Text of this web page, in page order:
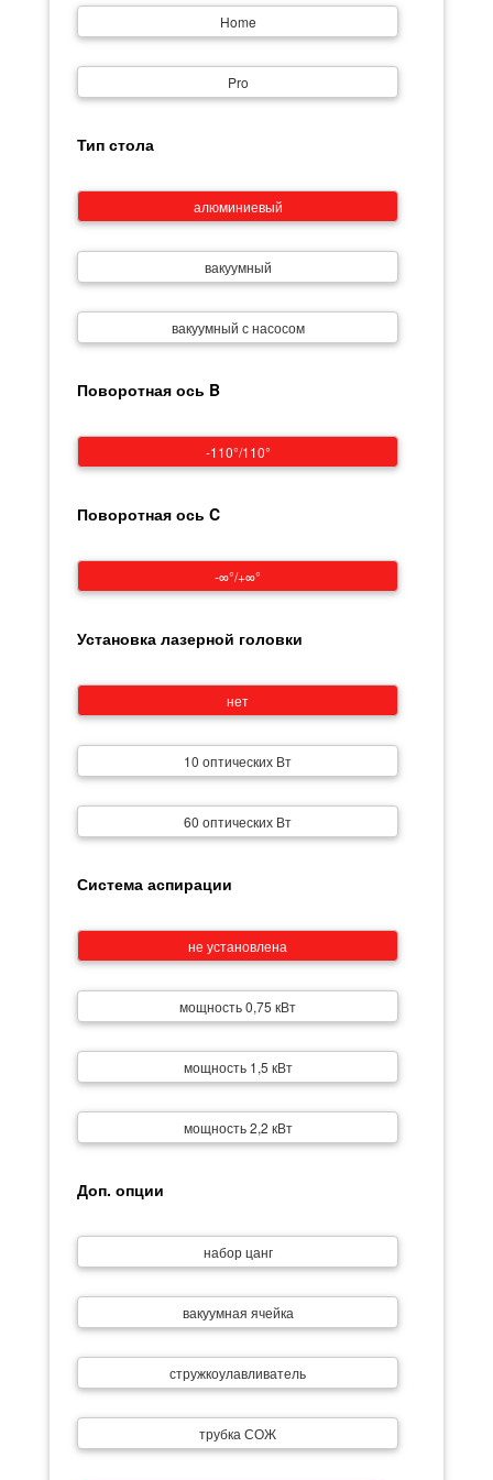
Home
Pro
Тип стола
алюминиевый
вакуумный
вакуумный с насосом
Поворотная ось B
-110°/110°
Поворотная ось C
-∞°/+∞°
Установка лазерной головки
нет
10 оптических Вт
60 оптических Вт
Система аспирации
не установлена
мощность 0,75 кВт
мощность 1,5 кВт
мощность 2,2 кВт
Доп. опции
набор цанг
вакуумная ячейка
стружкоулавливатель
трубка СОЖ